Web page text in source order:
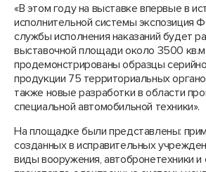
«В этом году на выставке впервые в
исполнительной системы экспозиция
службы исполнения наказаний будет
выставочной площади около 3500
продемонстрированы образцы
продукции 75 территориальных
также новые разработки в области
специальной автомобильной техники».
На площадке были представлены:
созданных в исправительных
виды вооружения, автобронетехники и